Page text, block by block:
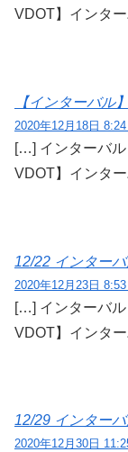
VDOT】インタ
【インターバル
2020年12月18日
[…] インターバル
VDOT】インタ
12/22 インター
2020年12月23日
[…] インターバル
VDOT】インタ
12/29 インター
2020年12月30日